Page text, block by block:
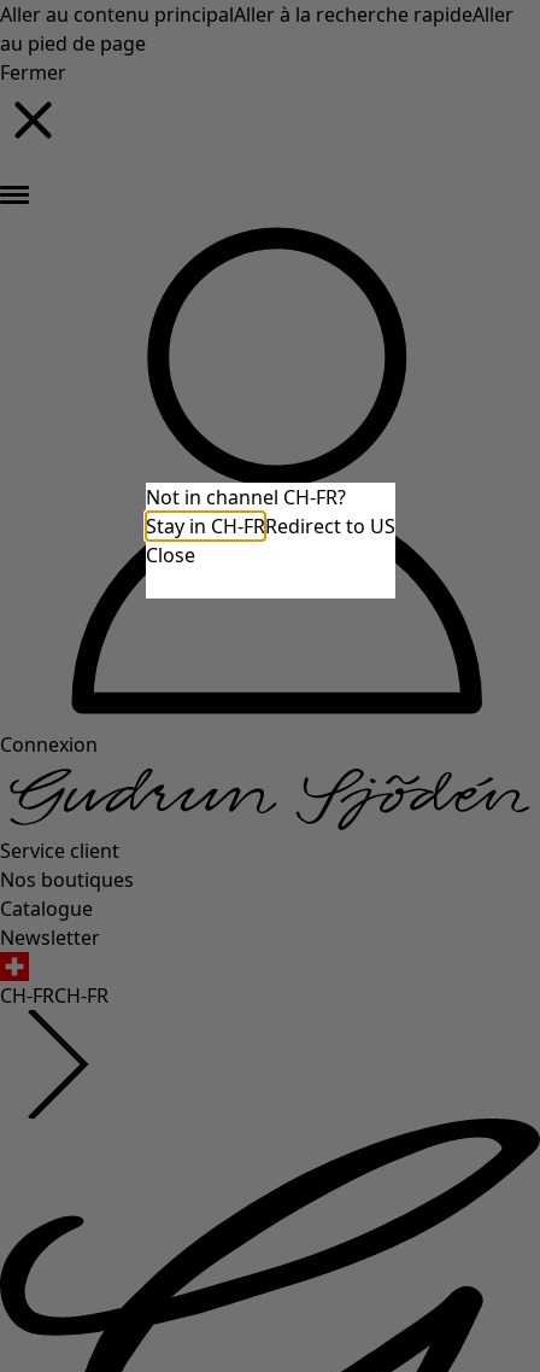
Aller au contenu principalAller à la recherche rapideAller
au pied de page
Fermer
Connexion
Service client
Nos boutiques
Catalogue
Newsletter
CH-FRCH-FR
Not in channel CH-FR?
Stay in CH-FRRedirect to US
Close